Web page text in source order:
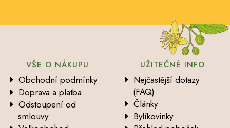
VŠE O NÁKUPU
Obchodní podmínky
Doprava a platba
Odstoupení od
smlouvy
UŽITEČNÉ INFO
Nejčastější dotazy
(FAQ)
Články
Bylíkovinky